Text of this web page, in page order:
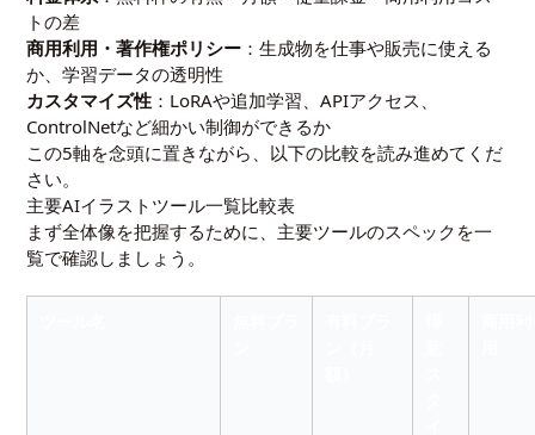
トの差
商用利用・著作権ポリシー ：生成物を仕事や販売に使える
か、学習データの透明性
カスタマイズ性 ：LoRAや追加学習、APIアクセス、
ControlNetなど細かい制御ができるか
この5軸を念頭に置きながら、以下の比較を読み進めてくだ
さい。
主要AIイラストツール一覧比較表
まず全体像を把握するために、主要ツールのスペックを一
覧で確認しましょう。